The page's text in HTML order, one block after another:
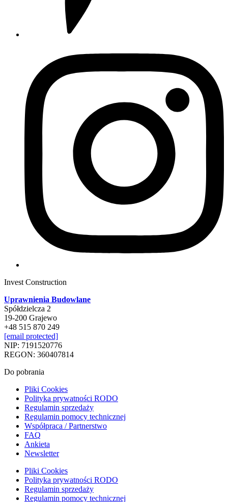
Invest Construction
Uprawnienia Budowlane
Spółdzielcza 2
19-200 Grajewo
+48 515 870 249
[email protected]
NIP: 7191520776
REGON: 360407814
Do pobrania
Pliki Cookies
Polityka prywatności RODO
Regulamin sprzedaży
Regulamin pomocy technicznej
Współpraca / Partnerstwo
FAQ
Ankieta
Newsletter
Pliki Cookies
Polityka prywatności RODO
Regulamin sprzedaży
Regulamin pomocy technicznej